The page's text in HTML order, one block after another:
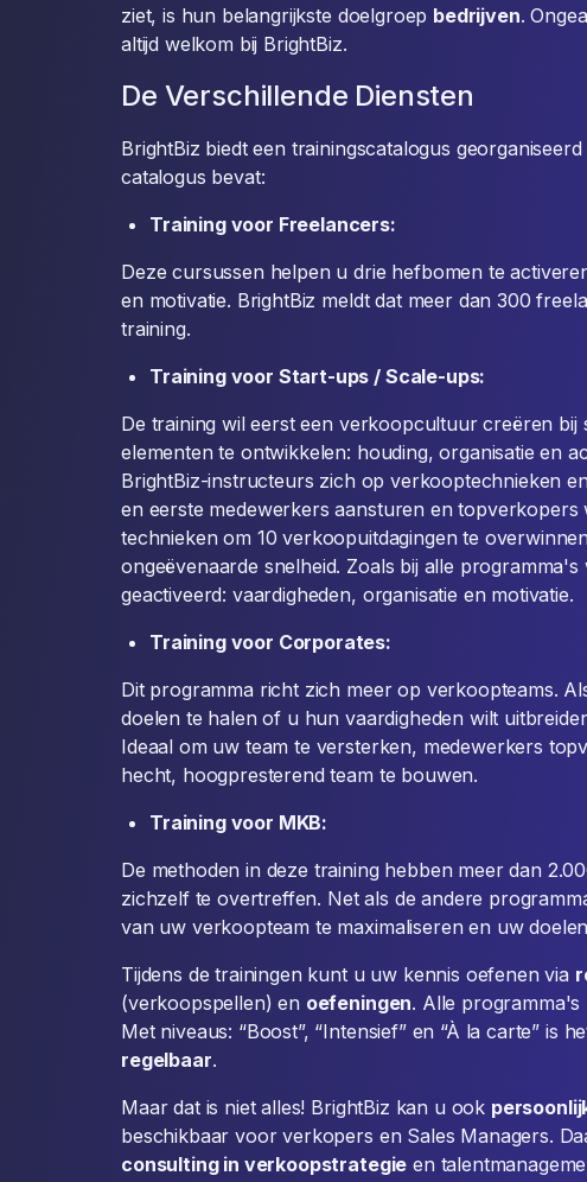
ziet, is hun belangrijkste doelgroep bedrijven.
altijd welkom bij BrightBiz.
De Verschillende Diensten
BrightBiz biedt een trainingscatalogus
catalogus bevat:
Training voor Freelancers:
Deze cursussen helpen u drie hefbomen te
en motivatie. BrightBiz meldt dat meer dan 300
training.
Training voor Start-ups / Scale-ups:
De training wil eerst een verkoopcultuur creëren
elementen te ontwikkelen: houding, organisatie en
BrightBiz-instructeurs zich op verkooptechnieken
en eerste medewerkers aansturen en
technieken om 10 verkoopuitdagingen te
ongeëvenaarde snelheid. Zoals bij alle
geactiveerd: vaardigheden, organisatie en motivatie.
Training voor Corporates:
Dit programma richt zich meer op verkoopteams.
doelen te halen of u hun vaardigheden wilt
Ideaal om uw team te versterken, medewerkers
hecht, hoogpresterend team te bouwen.
Training voor MKB:
De methoden in deze training hebben meer dan
zichzelf te overtreffen. Net als de andere
van uw verkoopteam te maximaliseren en uw
Tijdens de trainingen kunt u uw kennis oefenen via
(verkoopspellen) en oefeningen. Alle programma's
Met niveaus: “Boost”, “Intensief” en “À la carte” is
regelbaar.
Maar dat is niet alles! BrightBiz kan u ook
beschikbaar voor verkopers en Sales Managers.
consulting in verkoopstrategie en